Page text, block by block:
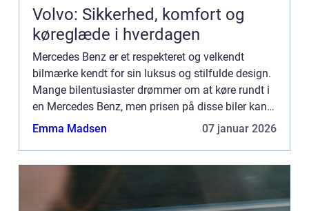
Volvo: Sikkerhed, komfort og
køreglæde i hverdagen
Mercedes Benz er et respekteret og velkendt
bilmærke kendt for sin luksus og stilfulde design.
Mange bilentusiaster drømmer om at køre rundt i
en Mercedes Benz, men prisen på disse biler kan
være høj. Her kommer...
Emma Madsen 07 januar 2026